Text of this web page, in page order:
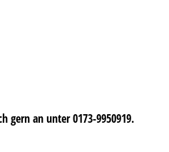
gern an unter 0173-9950919.